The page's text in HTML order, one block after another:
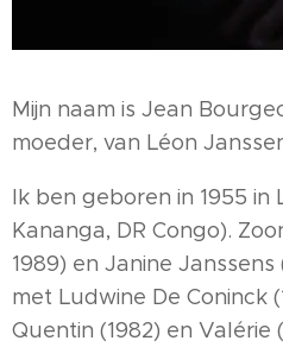
Mijn naam is Jean
moeder, van Léon
Ik ben geboren in 1955 in
Kananga, DR Congo).
1989) en Janine Janssens
met Ludwine De Coninck
Quentin (1982) en Valérie